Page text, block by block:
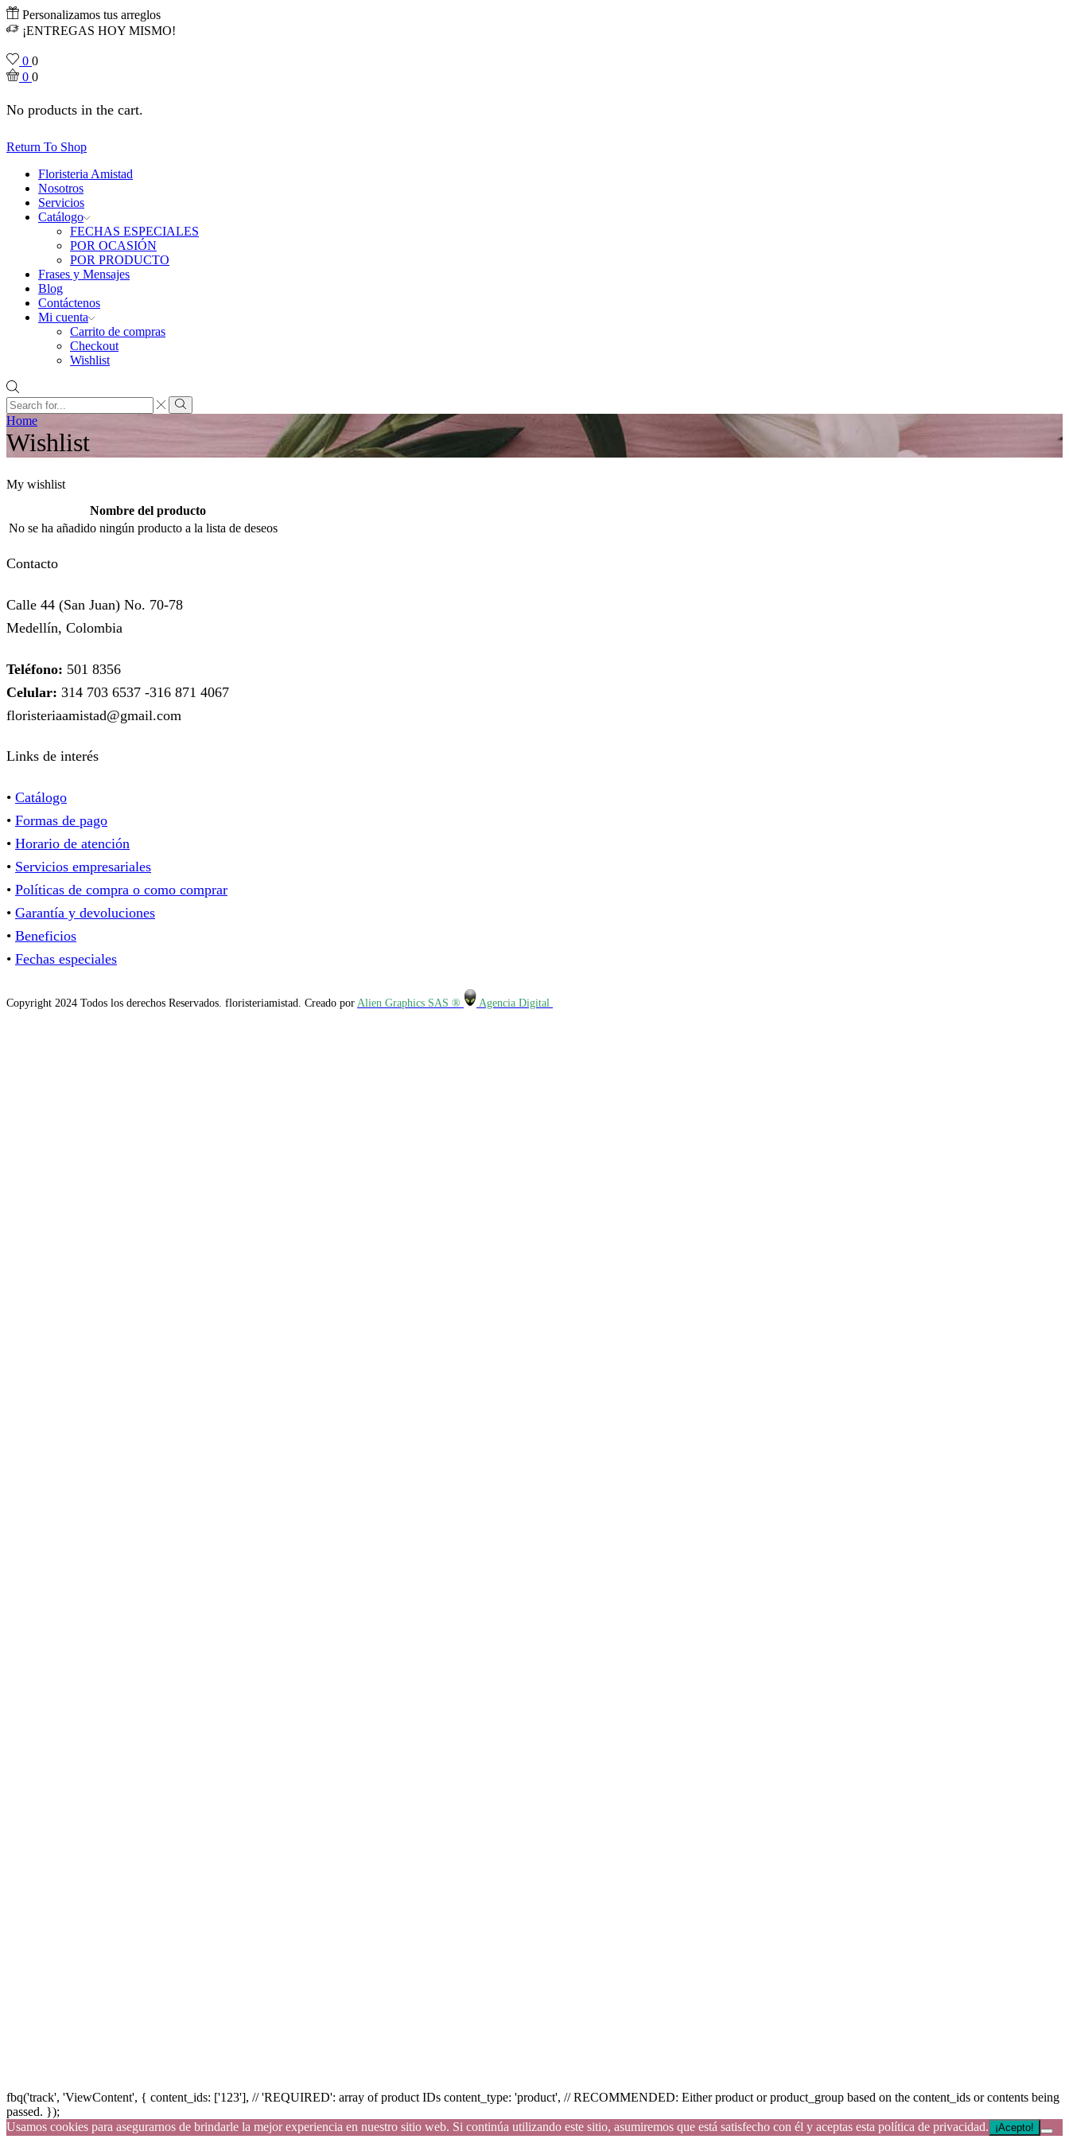
Personalizamos tus arreglos
¡ENTREGAS HOY MISMO!
0 0
0 0
No products in the cart.
Return To Shop
Floristeria Amistad
Nosotros
Servicios
Catálogo
FECHAS ESPECIALES
POR OCASIÓN
POR PRODUCTO
Frases y Mensajes
Blog
Contáctenos
Mi cuenta
Carrito de compras
Checkout
Wishlist
Search
input
Search
Home
Wishlist
My wishlist
Nombre del producto
No se ha añadido ningún producto a la lista de deseos
Contacto
Calle 44 (San Juan) No. 70-78
Medellín, Colombia
Teléfono: 501 8356
Celular: 314 703 6537 -316 871 4067
floristeriaamistad@gmail.com
Links de interés
• Catálogo
• Formas de pago
• Horario de atención
• Servicios empresariales
• Políticas de compra o como comprar
• Garantía y devoluciones
• Beneficios
• Fechas especiales
Copyright 2024 Todos los derechos Reservados. floristeriamistad. Creado por Alien Graphics SAS ® Agencia Digital
fbq('track', 'ViewContent', { content_ids: ['123'], // 'REQUIRED': array of product IDs content_type: 'product', // RECOMMENDED: Either product or product_group based on the content_ids or contents being
passed. });
Usamos cookies para asegurarnos de brindarle la mejor experiencia en nuestro sitio web. Si continúa utilizando este sitio, asumiremos que está satisfecho con él y aceptas esta política de privacidad.
¡Acepto!